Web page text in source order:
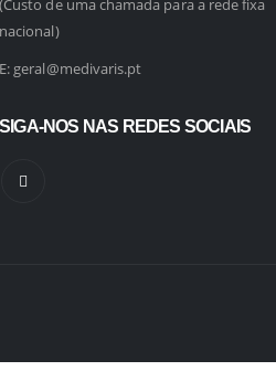
(Custo de uma chamada para a rede fixa
nacional)
E: geral@medivaris.pt
SIGA-NOS NAS REDES SOCIAIS